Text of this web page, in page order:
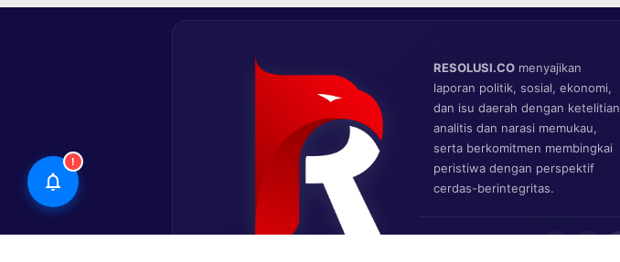
RESOLUSI.CO menyajikan
laporan politik, sosial, ekonomi,
dan isu daerah dengan ketelitian
analitis dan narasi memukau,
serta berkomitmen membingkai
peristiwa dengan perspektif
cerdas-berintegritas.
!